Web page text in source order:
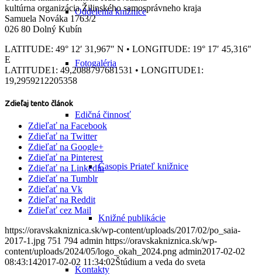
Oddelenia knižnice
Fotogaléria
Edičná činnosť
Časopis Priateľ knižnice
Knižné publikácie
Kontakty
kultúrna organizácia Žilinského samosprávneho kraja
Samuela Nováka 1763/2
026 80 Dolný Kubín
LATITUDE: 49° 12′ 31,967″ N • LONGITUDE: 19° 17′ 45,316″
E
LATITUDE1: 49,2088797681531 • LONGITUDE1:
19,2959212205358
Zdieľaj tento článok
Zdieľať na Facebook
Zdieľať na Twitter
Zdieľať na Google+
Zdieľať na Pinterest
Zdieľať na Linkedin
Zdieľať na Tumblr
Zdieľať na Vk
Zdieľať na Reddit
Zdieľať cez Mail
https://oravskakniznica.sk/wp-content/uploads/2017/02/po_saia-
2017-1.jpg 751 794 admin https://oravskakniznica.sk/wp-
content/uploads/2024/05/logo_okah_2024.png admin2017-02-02
08:43:142017-02-02 11:34:02Štúdium a veda do sveta